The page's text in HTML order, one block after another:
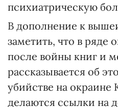
психиатрическую
В дополнение к
заметить, что в ряде
после войны книг и
рассказывается об
убийстве на окраине
делаются ссылки на